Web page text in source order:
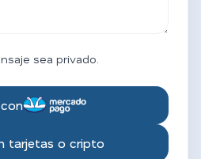
sea privado.
tarjetas o cripto